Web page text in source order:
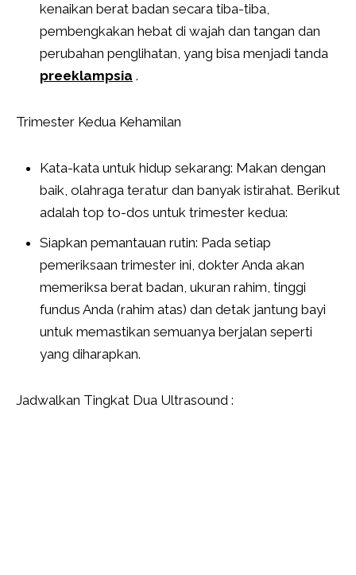
kenaikan berat badan secara tiba-tiba,
pembengkakan hebat di wajah dan tangan dan
perubahan penglihatan, yang bisa menjadi tanda
preeklampsia .
Trimester Kedua Kehamilan
Kata-kata untuk hidup sekarang: Makan dengan
baik, olahraga teratur dan banyak istirahat. Berikut
adalah top to-dos untuk trimester kedua:
Siapkan pemantauan rutin: Pada setiap
pemeriksaan trimester ini, dokter Anda akan
memeriksa berat badan, ukuran rahim, tinggi
fundus Anda (rahim atas) dan detak jantung bayi
untuk memastikan semuanya berjalan seperti
yang diharapkan.
Jadwalkan Tingkat Dua Ultrasound :